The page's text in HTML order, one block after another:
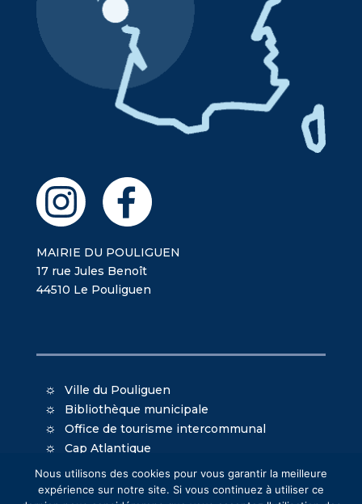
MAIRIE DU POULIGUEN
17 rue Jules Benoît
44510 Le Pouliguen
Ville du Pouliguen
Bibliothèque municipale
Office de tourisme intercommunal
Cap Atlantique
Port La Baule/Le Pouliguen
Nous utilisons des cookies pour vous garantir la meilleure
expérience sur notre site. Si vous continuez à utiliser ce